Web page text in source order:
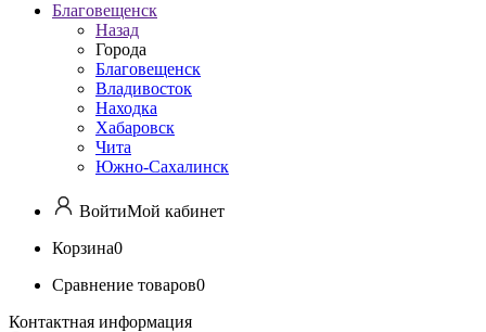
Благовещенск
Назад
Города
Благовещенск
Владивосток
Находка
Хабаровск
Чита
Южно-Сахалинск
ВойтиМой кабинет
Корзина0
Сравнение товаров0
Контактная информация